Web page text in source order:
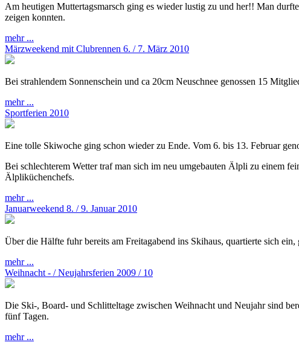
Am heutigen Muttertagsmarsch ging es wieder lustig zu und her!! Man
zeigen konnten.
mehr ...
Märzweekend mit Clubrennen 6. / 7. März 2010
Bei strahlendem Sonnenschein und ca 20cm Neuschnee genossen 15
mehr ...
Sportferien 2010
Eine tolle Skiwoche ging schon wieder zu Ende. Vom 6. bis 13. Februar
Bei schlechterem Wetter traf man sich im neu umgebauten Älpli zu einem
Älpliküchenchefs.
mehr ...
Januarweekend 8. / 9. Januar 2010
Über die Hälfte fuhr bereits am Freitagabend ins Skihaus, quartierte sich
mehr ...
Weihnacht - / Neujahrsferien 2009 / 10
Die Ski-, Board- und Schlitteltage zwischen Weihnacht und Neujahr sind
fünf Tagen.
mehr ...